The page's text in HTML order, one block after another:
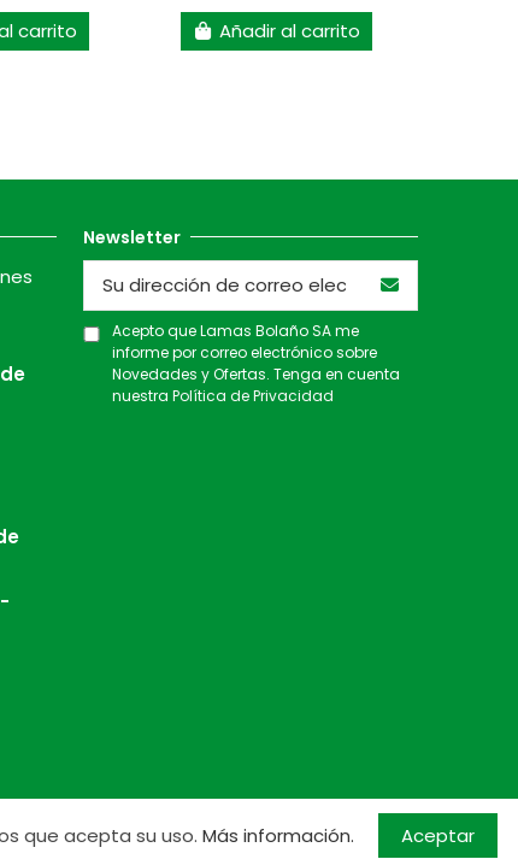
carrito Añadir al carrito
Newsletter
Acepto que Lamas Bolaño SA me
informe por correo electrónico sobre
Novedades y Ofertas. Tenga en cuenta
nuestraPolítica de Privacidad
que acepta su uso.Más información. Aceptar